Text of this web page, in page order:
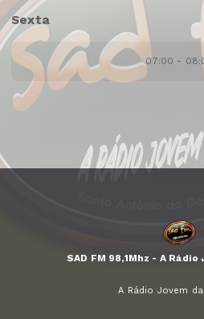
Sexta
07:00 -
SAD FM 98,1Mhz - A
A Rádio Jovem